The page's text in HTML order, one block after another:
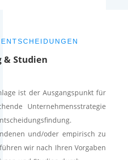
& Studien
ist der Ausgangspunkt für
Unternehmensstrategie
und/oder empirisch zu
wir nach Ihren Vorgaben